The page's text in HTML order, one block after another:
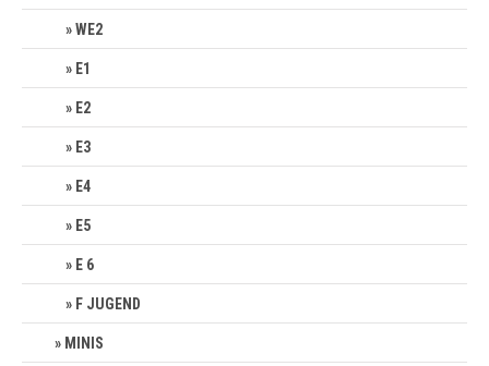
WE2
E1
E2
E3
E4
E5
E 6
F JUGEND
MINIS